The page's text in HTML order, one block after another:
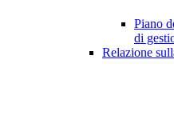
Piano
di
Relazione